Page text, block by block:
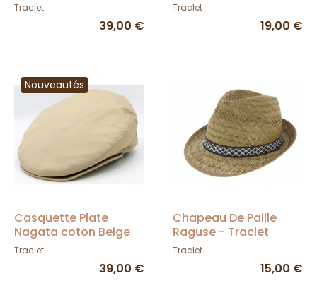
Traclet
39,00 €
Traclet
19,00 €
Nouveautés
Casquette Plate
Nagata coton Beige
Traclet
39,00 €
Chapeau De Paille
Raguse - Traclet
Traclet
15,00 €